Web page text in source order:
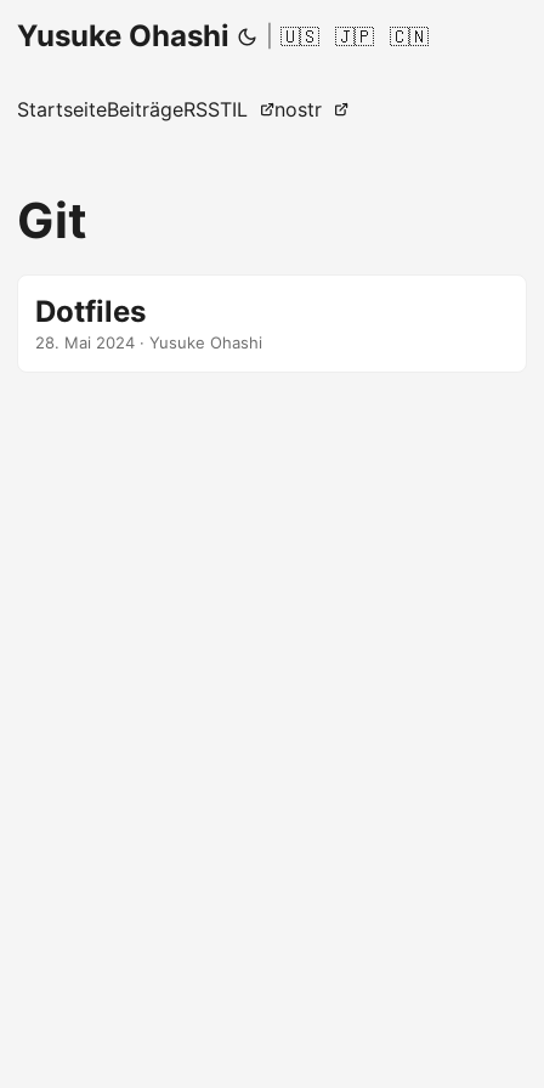
Yusuke Ohashi 🇺🇸 🇯🇵 🇨🇳
StartseiteBeiträgeRSSTIL nostr
Git
Dotfiles
28. Mai 2024 · Yusuke Ohashi